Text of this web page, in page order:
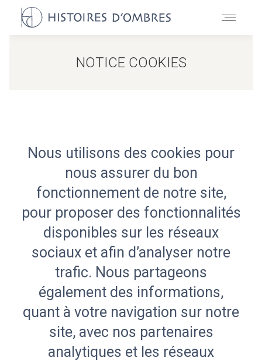
NOTICE COOKIES
Nous utilisons des cookies pour
nous assurer du bon
fonctionnement de notre site,
pour proposer des fonctionnalités
disponibles sur les réseaux
sociaux et afin d’analyser notre
trafic. Nous partageons
également des informations,
quant à votre navigation sur notre
site, avec nos partenaires
analytiques et les réseaux